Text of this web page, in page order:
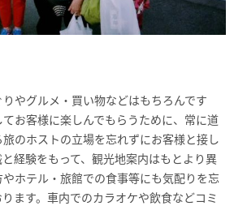
やグルメ・買い物などはもちろんです
お客様に楽しんでもらうために、常に道
のホストの立場を忘れずにお客様と接し
経験をもって、観光地案内はもとより異
ホテル・旅館での食事等にも気配りを忘
ます。車内でのカラオケや飲食などコミ